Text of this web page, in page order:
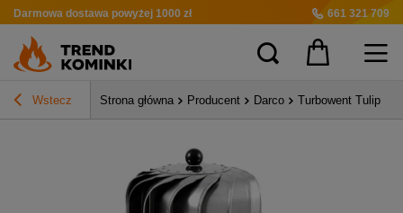
Darmowa dostawa powyżej 1000 zł 661 321 709
Wstecz Strona główna Producent Darco Turbowent Tulipan